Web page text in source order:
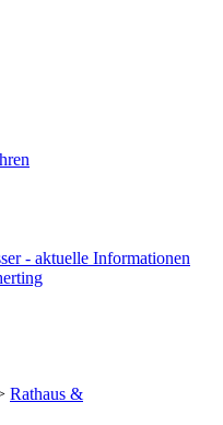
- aktuelle Informationen
Rathaus &